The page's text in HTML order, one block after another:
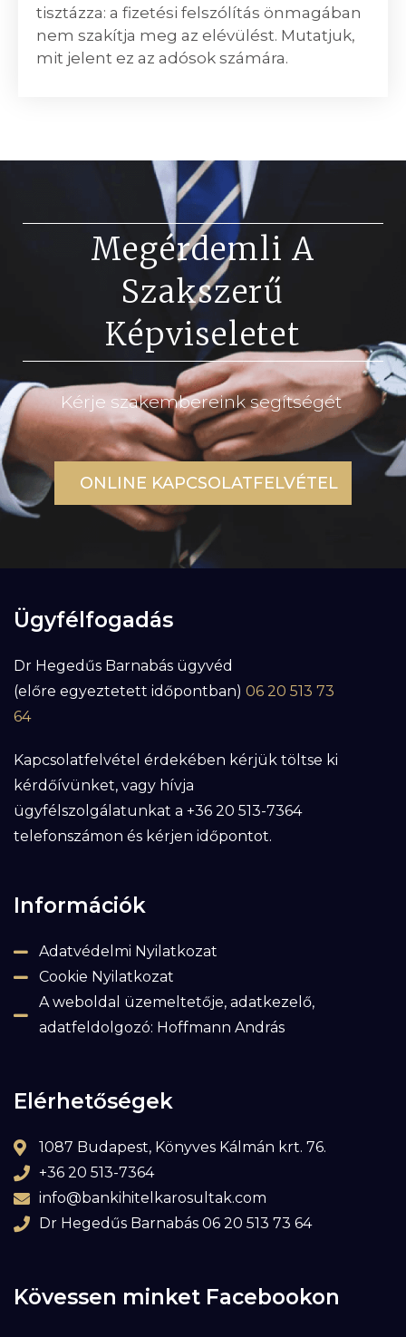
tisztázza: a fizetési felszólítás önmagában
nem szakítja meg az elévülést. Mutatjuk,
mit jelent ez az adósok számára.
Megérdemli A
Szakszerű
Képviseletet
Kérje szakembereink segítségét
ONLINE KAPCSOLATFELVÉTEL
Ügyfélfogadás
Dr Hegedűs Barnabás ügyvéd
(előre egyeztetett időpontban) 06 20 513 73
64
Kapcsolatfelvétel érdekében kérjük töltse ki
kérdőívünket, vagy hívja
ügyfélszolgálatunkat a +36 20 513-7364
telefonszámon és kérjen időpontot.
Információk
Adatvédelmi Nyilatkozat
Cookie Nyilatkozat
A weboldal üzemeltetője, adatkezelő,
adatfeldolgozó: Hoffmann András
Elérhetőségek
1087 Budapest, Könyves Kálmán krt. 76.
+36 20 513-7364
info@bankihitelkarosultak.com
Dr Hegedűs Barnabás 06 20 513 73 64
Kövessen minket Facebookon